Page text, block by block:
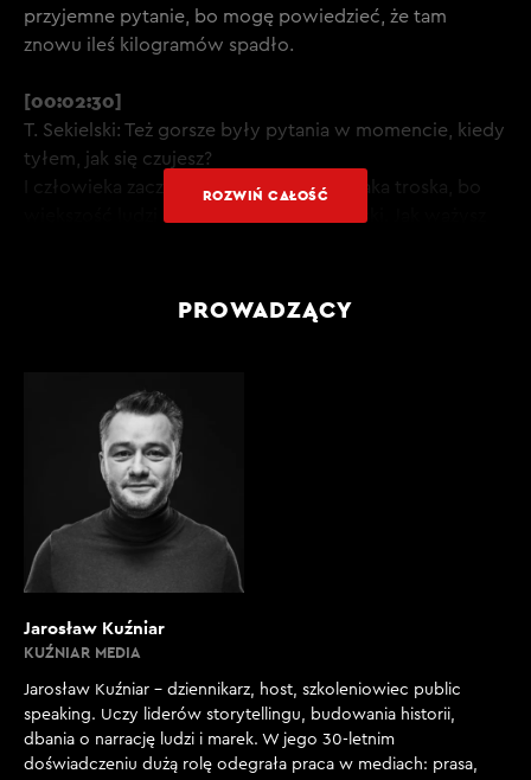
przyjemne pytanie, bo mogę powiedzieć, że tam
znowu ileś kilogramów spadło.
[00:02:30]
T. Sekielski: Też gorsze były pytania w momencie, kiedy
tyłem, jak się czujesz?
I człowieka zaczyna irytować czasami taka troska, bo
T. SEKIELSKI: Tyle, ile ja ważyłem, czyli 187 kilogramów
w szczytowym momencie, no to, to już jest bardzo
niebezpieczne dla zdrowia, taka otyłość olbrzymia.
[00:02:54]
REDAKTOR J.KUŹNIAR: Ale to miałeś wrażenie, że to z
troski? Czy z takiego pytania trochę podskórnego.
[00:02:57]
[00:02:58]
REDAKTOR J.KUŹNIAR: Jak mogłeś?
ROZWIŃ CAŁOŚĆ
PROWADZĄCY
Jarosław Kuźniar
KUŹNIAR MEDIA
Jarosław Kuźniar – dziennikarz, host, szkoleniowiec public
speaking. Uczy liderów storytellingu, budowania historii,
dbania o narrację ludzi i marek. W jego 30-letnim
doświadczeniu dużą rolę odegrała praca w mediach: prasa,